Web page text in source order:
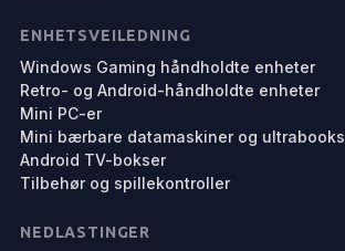
ENHETSVEILEDNING
Windows Gaming håndholdte enheter
Retro- og Android-håndholdte enheter
Mini PC-er
Mini bærbare datamaskiner og ultrabooks
Android TV-bokser
Tilbehør og spillekontroller
NEDLASTINGER